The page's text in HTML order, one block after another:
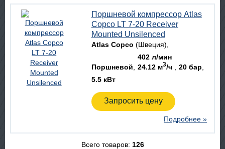
Поршневой компрессор Atlas
Copco LT 7-20 Receiver
Mounted Unsilenced
Atlas Copco (Швеция)
Поршневой
402 л/мин
24.12 м3/ч
20 бар
5.5 кВт
Запросить цену
Подробнее »
Всего товаров: 126